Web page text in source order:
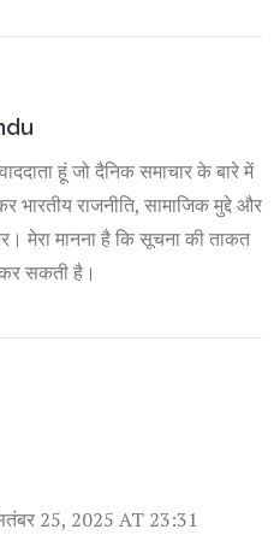
हूं जो दैनिक समाचार के बारे में
भारतीय राजनीति, सामाजिक मुद्दे और
मेरा मानना है कि सूचना की ताकत
सकती है।
25, 2025 AT 23:31